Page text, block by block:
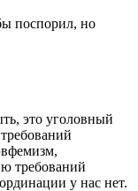
поспорил, но
это уголовный
требований
у нас нет.